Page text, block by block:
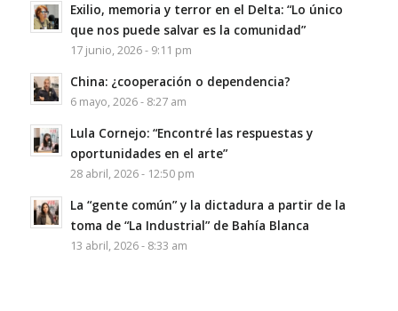
Exilio, memoria y terror en el Delta: “Lo único
que nos puede salvar es la comunidad”
17 junio, 2026 - 9:11 pm
China: ¿cooperación o dependencia?
6 mayo, 2026 - 8:27 am
Lula Cornejo: “Encontré las respuestas y
oportunidades en el arte”
28 abril, 2026 - 12:50 pm
La “gente común” y la dictadura a partir de la
toma de “La Industrial” de Bahía Blanca
13 abril, 2026 - 8:33 am